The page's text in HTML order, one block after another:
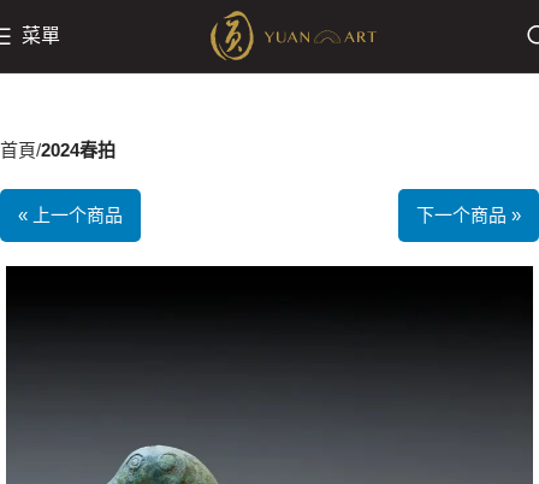
菜單
首頁 2024春拍
« 上一个商品 下一个商品 »